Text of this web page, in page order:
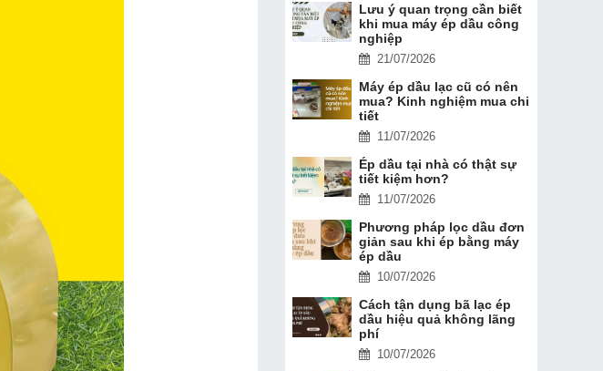
Lưu ý quan trọng cần biết
khi mua máy ép dầu công
nghiệp
21/07/2026
Máy ép dầu lạc cũ có nên
mua? Kinh nghiệm mua chi
tiết
11/07/2026
Ép dầu tại nhà có thật sự
tiết kiệm hơn?
11/07/2026
Phương pháp lọc dầu đơn
giản sau khi ép bằng máy
ép dầu
10/07/2026
Cách tận dụng bã lạc ép
dầu hiệu quả không lãng
phí
10/07/2026